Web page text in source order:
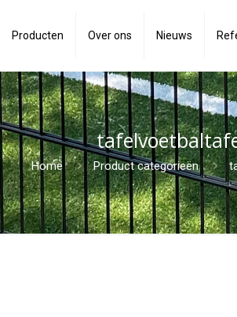
Producten Over ons Nieuws
Home Product categorieën